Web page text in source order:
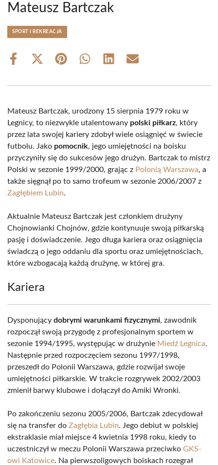
Mateusz Bartczak
SPORT I REKREACJA
Share
Share
(Twitter)
Share Share Share Share
Mateusz Bartczak, urodzony 15 sierpnia 1979 roku w
Legnicy, to niezwykle utalentowany polski piłkarz, który
przez lata swojej kariery zdobył wiele osiągnięć w świecie
futbolu. Jako pomocnik, jego umiejętności na boisku
przyczyniły się do sukcesów jego drużyn. Bartczak to mistrz
Polski w sezonie 1999/2000, grając z Polonią Warszawa, a
także sięgnął po to samo trofeum w sezonie 2006/2007 z
Zagłębiem Lubin.
Aktualnie Mateusz Bartczak jest członkiem drużyny
Chojnowianki Chojnów, gdzie kontynuuje swoją piłkarską
pasję i doświadczenie. Jego długa kariera oraz osiągnięcia
świadczą o jego oddaniu dla sportu oraz umiejętnościach,
które wzbogacają każdą drużynę, w której gra.
Kariera
Dysponujący dobrymi warunkami fizycznymi, zawodnik
rozpoczął swoją przygodę z profesjonalnym sportem w
sezonie 1994/1995, występując w drużynie Miedź Legnica.
Następnie przed rozpoczęciem sezonu 1997/1998,
przeszedł do Polonii Warszawa, gdzie rozwijał swoje
umiejętności piłkarskie. W trakcie rozgrywek 2002/2003
zmienił barwy klubowe i dołączył do Amiki Wronki.
Po zakończeniu sezonu 2005/2006, Bartczak zdecydował
się na transfer do Zagłębia Lubin. Jego debiut w polskiej
ekstraklasie miał miejsce 4 kwietnia 1998 roku, kiedy to
uczestniczył w meczu Polonii Warszawa przeciwko GKS-
owi Katowice. Na pierwszoligowych boiskach rozegrał